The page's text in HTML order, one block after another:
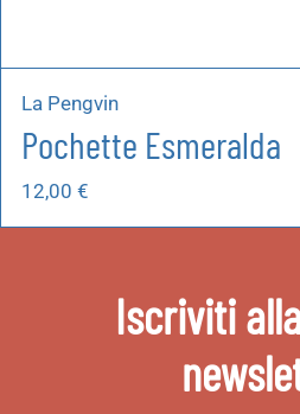
La Pengvin
Pochette Esmeralda
12,00 €
Iscriviti